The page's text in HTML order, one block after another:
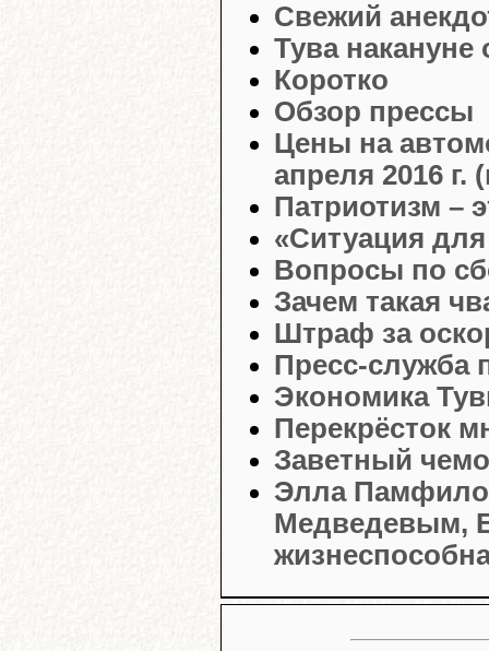
Свежий
Тува
Коротко
Обзор прессы
Цены на
апреля 2016 г.
Патриотизм –
«Ситуация
Вопросы по
Зачем такая
Штраф за
Пресс-служба
Экономика
Перекрёсток
Заветный
Элла
Медведевым,